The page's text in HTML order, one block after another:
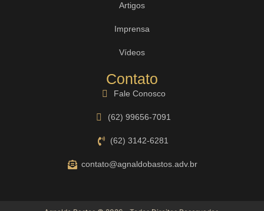
Artigos
Imprensa
Vídeos
Contato
Fale Conosco
(62) 99656-7091
(62) 3142-6281
contato@agnaldobastos.adv.br